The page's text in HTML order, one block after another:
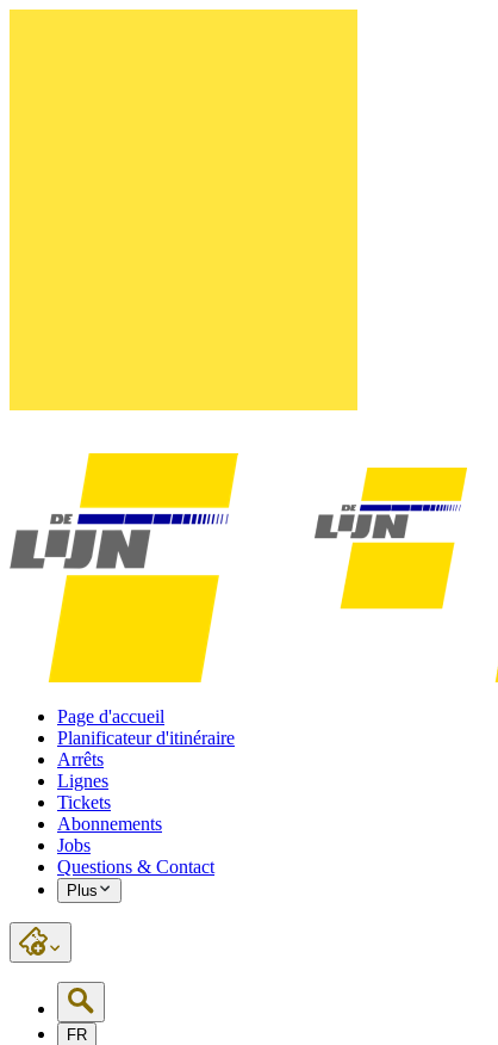
Page d'accueil
Planificateur d'itinéraire
Arrêts
Lignes
Tickets
Abonnements
Jobs
Questions & Contact
Plus
FR